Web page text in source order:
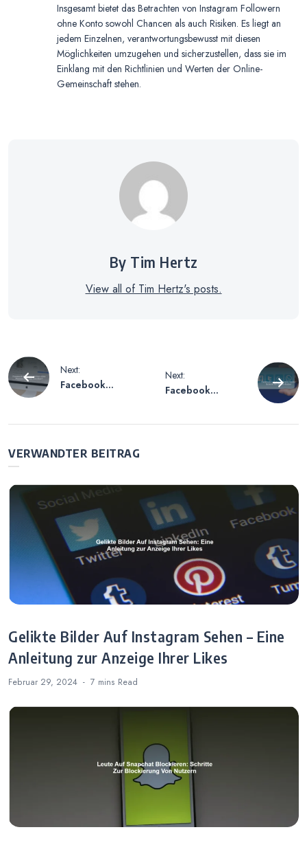
Insgesamt bietet das Betrachten von Instagram Followern
ohne Konto sowohl Chancen als auch Risiken. Es liegt an
jedem Einzelnen, verantwortungsbewusst mit diesen
Möglichkeiten umzugehen und sicherzustellen, dass sie im
Einklang mit den Richtlinien und Werten der Online-
Gemeinschaft stehen.
By Tim Hertz
View all of Tim Hertz's posts.
Beitragsnavigation
Next:
Facebook
Next:
Facebook
VERWANDTER BEITRAG
Gelikte Bilder Auf Instagram Sehen – Eine
Anleitung zur Anzeige Ihrer Likes
Februar 29, 2024 7 mins Read